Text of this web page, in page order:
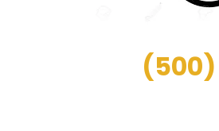
(500)